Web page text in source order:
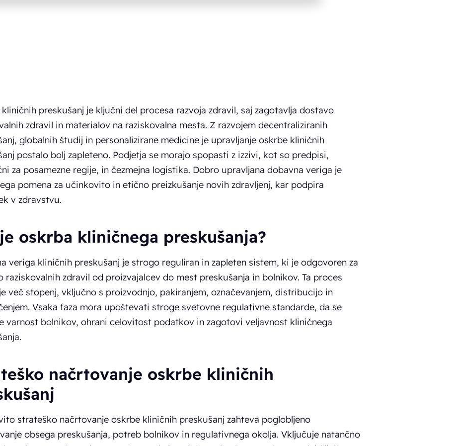
kliničnih preskušanj je ključni del procesa razvoja zdravil, saj zagotavlja dostavo
zdravil in materialov na raziskovalna mesta. Z razvojem decentraliziranih
globalnih študij in personalizirane medicine je upravljanje oskrbe kliničnih
postalo bolj zapleteno. Podjetja se morajo spopasti z izzivi, kot so predpisi,
za posamezne regije, in čezmejna logistika. Dobro upravljana dobavna veriga je
pomena za učinkovito in etično preizkušanje novih zdravljenj, kar podpira
v zdravstvu.
oskrba kliničnega preskušanja?
veriga kliničnih preskušanj je strogo reguliran in zapleten sistem, ki je odgovoren za
raziskovalnih zdravil od proizvajalcev do mest preskušanja in bolnikov. Ta proces
več stopenj, vključno s proizvodnjo, pakiranjem, označevanjem, distribucijo in
Vsaka faza mora upoštevati stroge svetovne regulativne standarde, da se
varnost bolnikov, ohrani celovitost podatkov in zagotovi veljavnost kliničnega
načrtovanje oskrbe kliničnih
strateško načrtovanje oskrbe kliničnih preskušanj zahteva poglobljeno
obsega preskušanja, potreb bolnikov in regulativnega okolja. Vključuje natančno